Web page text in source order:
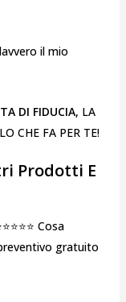
il mio
DI FIDUCIA, LA
CHE FA PER TE!
Prodotti E
Cosa
gratuito